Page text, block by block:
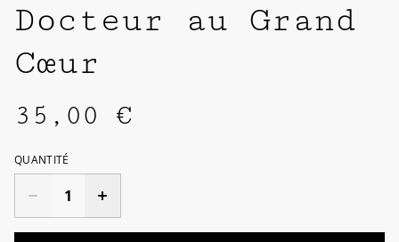
Docteur au Grand
Cœur
35,00 €
QUANTITÉ